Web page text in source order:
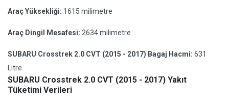
Araç Yüksekliği: 1615 milimetre
Araç Dingil Mesafesi: 2634 milimetre
SUBARU Crosstrek 2.0 CVT (2015 - 2017) Bagaj Hacmi: 631
Litre
SUBARU Crosstrek 2.0 CVT (2015 - 2017) Yakıt
Tüketimi Verileri